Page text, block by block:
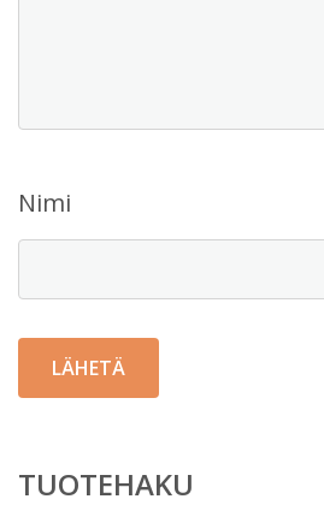
Nimi
TUOTEHAKU